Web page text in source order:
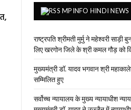
MPINFO HINDI NEWS
राष्ट्रपति श्रीमती मुर्मु ने महेश्वरी साड़ी
लिए खरगोन जिले के श्री कमल गौड़ को
मुख्यमंत्री डॉ. यादव भगवान श्री
सम्मिलित हुए
सर्वोच्च न्यायालय के मुख्‍य न्‍यायाधीश